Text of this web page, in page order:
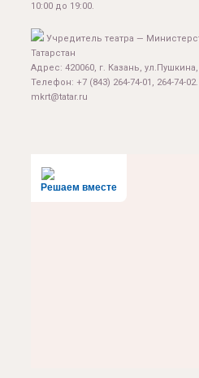
10:00 до 19:00.
Учредитель театра —
Татарстан
Адрес: 420060, г. Казань,
Телефон: +7 (843) 264-74-01, 264-74-
mkrt@tatar.ru
Решаем вместе